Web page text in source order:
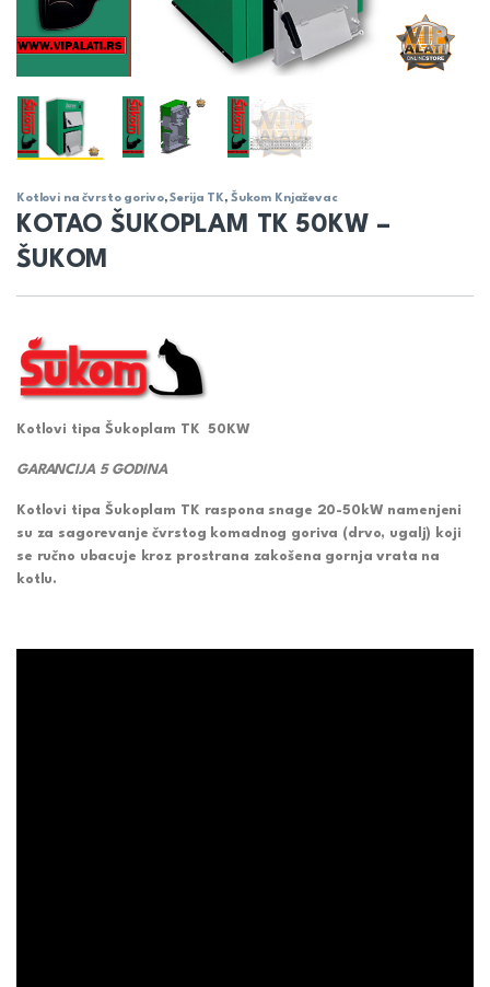
Kotlovi na čvrsto gorivo,Serija TK, Šukom Knjaževac
KOTAO ŠUKOPLAM TK 50KW –
ŠUKOM
Kotlovi tipa Šukoplam TK 50KW
GARANCIJA 5 GODINA
Kotlovi tipa Šukoplam TK raspona snage 20-50kW namenjeni
su za sagorevanje čvrstog komadnog goriva (drvo, ugalj) koji
se ručno ubacuje kroz prostrana zakošena gornja vrata na
kotlu.